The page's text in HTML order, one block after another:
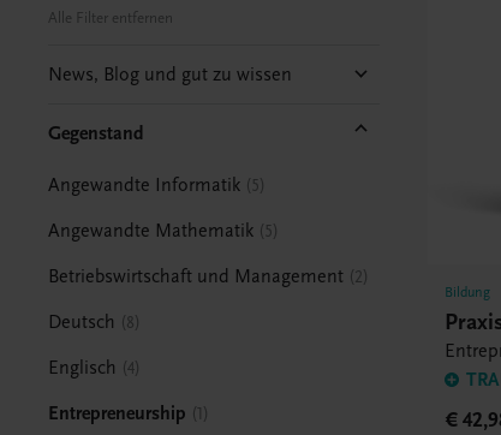
Alle Filter entfernen
News, Blog und gut zu wissen
Gegenstand
Angewandte Informatik 5
Angewandte Mathematik 5
Betriebswirtschaft und Management 2
Deutsch 8
Englisch 4
Entrepreneurship 1
Bildung
€